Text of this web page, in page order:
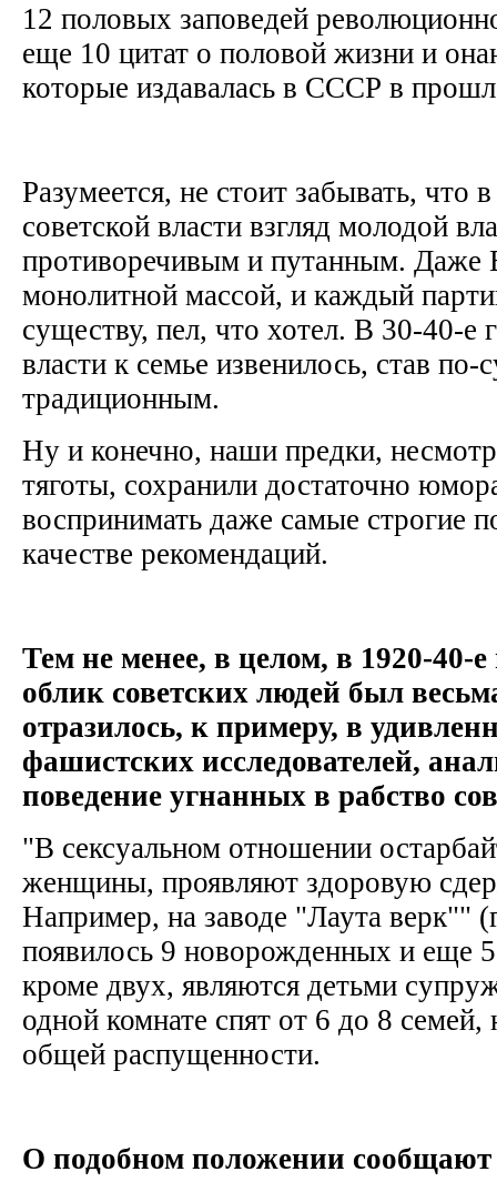
12 половых заповедей
еще 10 цитат о половой жизни и
которые издавалась в СССР в
Разумеется, не стоит забывать, что
советской власти взгляд молодой
противоречивым и путанным.
монолитной массой, и каждый
существу, пел, что хотел. В 30-40-е
власти к семье извенилось, став по-
традиционным.
Ну и конечно, наши предки,
тяготы, сохранили достаточно
воспринимать даже самые строгие
качестве рекомендаций.
Тем не менее, в целом, в 1920-40-
облик советских людей был
отразилось, к примеру, в
фашистских исследователей,
поведение угнанных в рабство
"В сексуальном отношении
женщины, проявляют здоровую
Например, на заводе "Лаута верк""
появилось 9 новорожденных и еще
кроме двух, являются детьми
одной комнате спят от 6 до 8 семей,
общей распущенности.
О подобном положении